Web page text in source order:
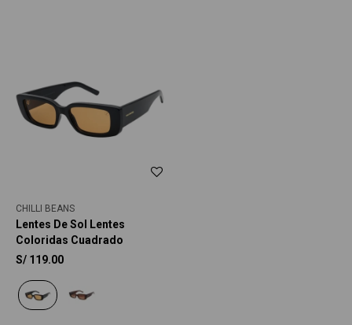
CHILLI BEANS
Lentes De Sol Lentes
Coloridas Cuadrado
S/ 119.00